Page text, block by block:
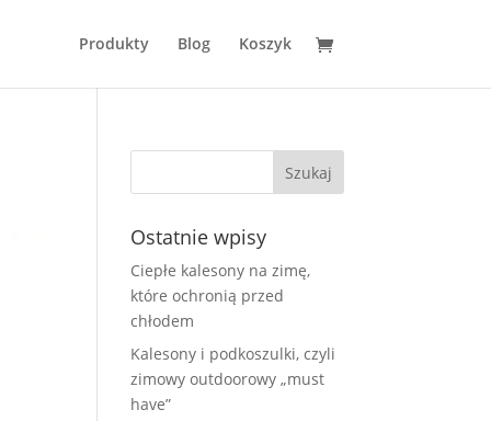
Produkty Blog Koszyk
Ostatnie wpisy
Ciepłe kalesony na zimę,
które ochronią przed
chłodem
Kalesony i podkoszulki, czyli
zimowy outdoorowy „must
have”